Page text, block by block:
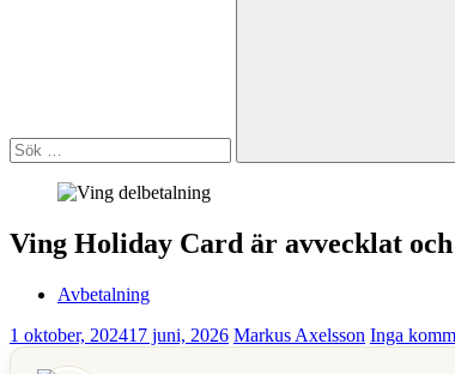
Sök
Ving Holiday Card är avvecklat
Avbetalning
1 oktober, 202417 juni, 2026 Markus Axelsson Inga